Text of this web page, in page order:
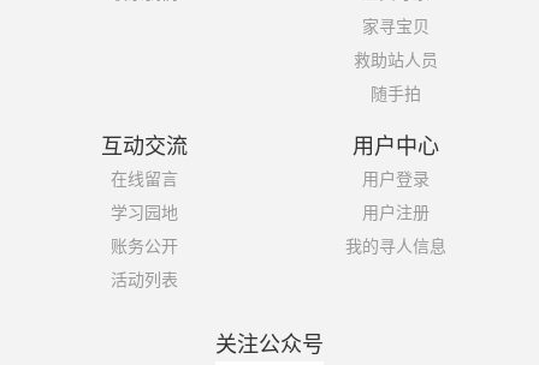
家寻宝贝
救助站人员
随手拍
互动交流
在线留言
学习园地
账务公开
活动列表
用户中心
用户登录
用户注册
我的寻人信息
关注公众号